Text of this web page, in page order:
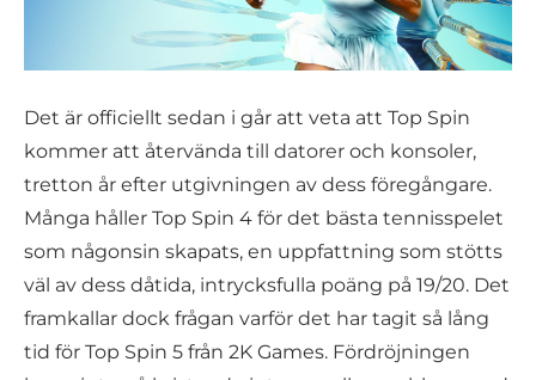
Det är officiellt sedan i går att veta att Top Spin
kommer att återvända till datorer och konsoler,
tretton år efter utgivningen av dess föregångare.
Många håller Top Spin 4 för det bästa tennisspelet
som någonsin skapats, en uppfattning som stötts
väl av dess dåtida, intrycksfulla poäng på 19/20. Det
framkallar dock frågan varför det har tagit så lång
tid för Top Spin 5 från 2K Games. Fördröjningen